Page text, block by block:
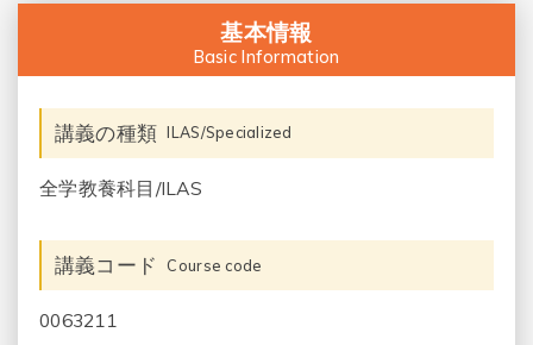
基本情報
Basic Information
講義の種類 ILAS/Specialized
全学教養科目/ILAS
講義コード Course code
0063211